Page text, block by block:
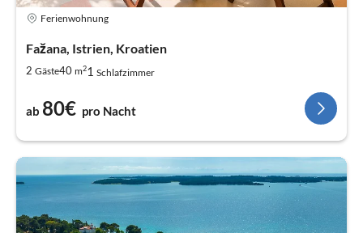
Ferienwohnung
Fažana, Istrien, Kroatien
2 Gäste40 m21 Schlafzimmer
ab 80€ pro Nacht